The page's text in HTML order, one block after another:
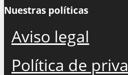
Nuestras políticas
Aviso legal
Política de